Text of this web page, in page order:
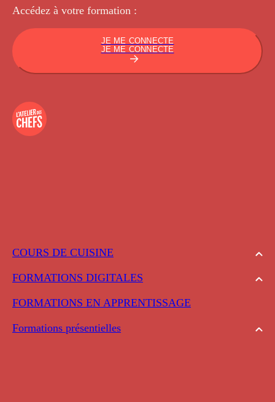
COURS DE CUISINE
FORMATIONS DIGITALES
FORMATIONS EN APPRENTISSAGE
Formations présentielles
Accédez à votre formation :
JE ME CONNECTE
JE ME CONNECTE